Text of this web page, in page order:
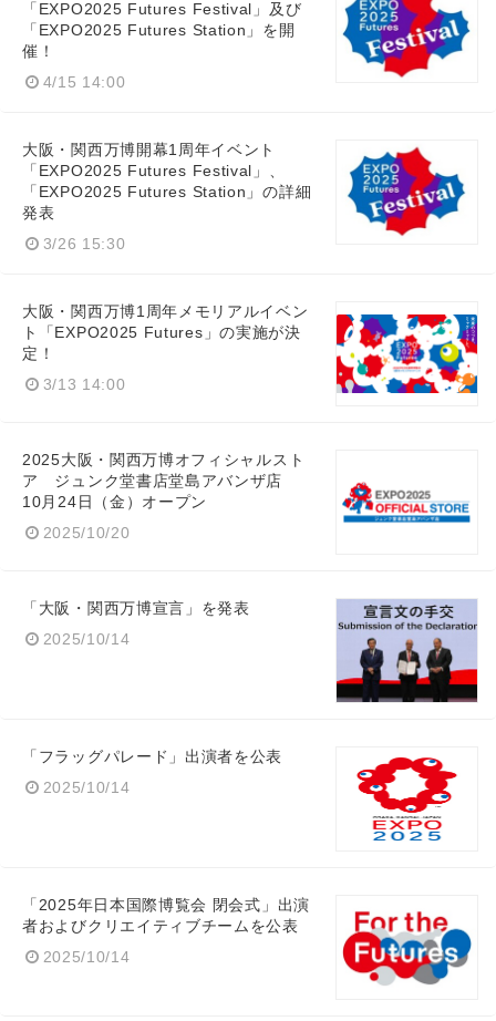
「EXPO2025 Futures Festival」及び
「EXPO2025 Futures Station」を開
催！
4/15 14:00
大阪・関西万博開幕1周年イベント
「EXPO2025 Futures Festival」、
「EXPO2025 Futures Station」の詳細
発表
3/26 15:30
大阪・関西万博1周年メモリアルイベン
ト「EXPO2025 Futures」の実施が決
定！
3/13 14:00
2025大阪・関西万博オフィシャルスト
ア ジュンク堂書店堂島アバンザ店
10月24日（金）オープン
2025/10/20
「大阪・関西万博宣言」を発表
2025/10/14
「フラッグパレード」出演者を公表
2025/10/14
「2025年日本国際博覧会 閉会式」出演
者およびクリエイティブチームを公表
2025/10/14